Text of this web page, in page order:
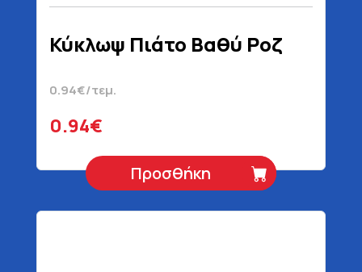
Κύκλωψ Πιάτο Βαθύ Ροζ
0.94€/τεμ.
0.94€
Προσθήκη